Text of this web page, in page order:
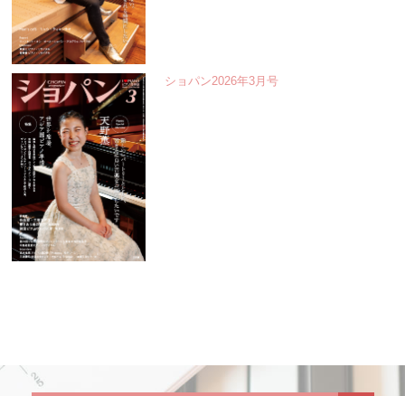
ショパン2026年3月号